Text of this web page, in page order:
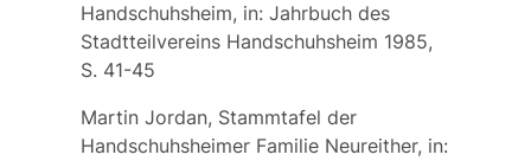
Handschuhsheim, in: Jahrbuch des
Stadtteilvereins Handschuhsheim 1985,
S. 41-45
Martin Jordan, Stammtafel der
Handschuhsheimer Familie Neureither, in: